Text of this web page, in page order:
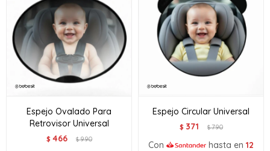
Espejo Ovalado Para
Retrovisor Universal
$ 466 $990
Espejo Circular Universal
$ 371 $790
Con hasta en 12